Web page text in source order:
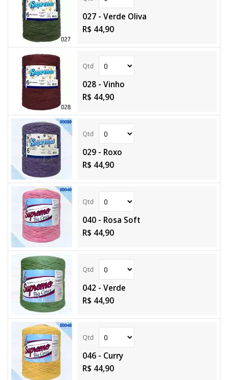
027 - Verde Oliva
R$ 44,90
028 - Vinho
R$ 44,90
029 - Roxo
R$ 44,90
040 - Rosa Soft
R$ 44,90
042 - Verde
R$ 44,90
046 - Curry
R$ 44,90